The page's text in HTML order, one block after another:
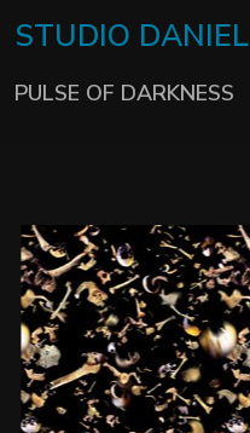
STUDIO DANIEL
PULSE OF DARKNESS